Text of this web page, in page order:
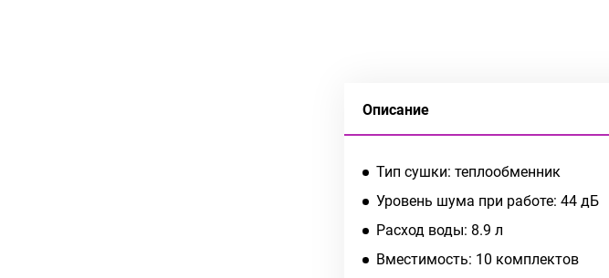
Описание
Тип сушки: теплообменник
Уровень шума при работе: 44 дБ
Расход воды: 8.9 л
Вместимость: 10 комплектов